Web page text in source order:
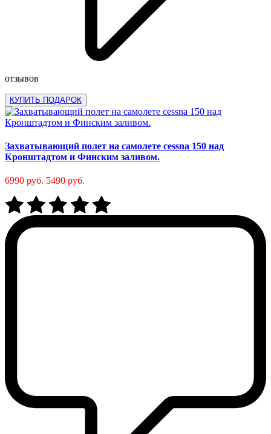
отзывов
КУПИТЬ ПОДАРОК
Захватывающий полет на самолете cessna 150 над
Кронштадтом и Финским заливом.
6990 руб. 5490 руб.